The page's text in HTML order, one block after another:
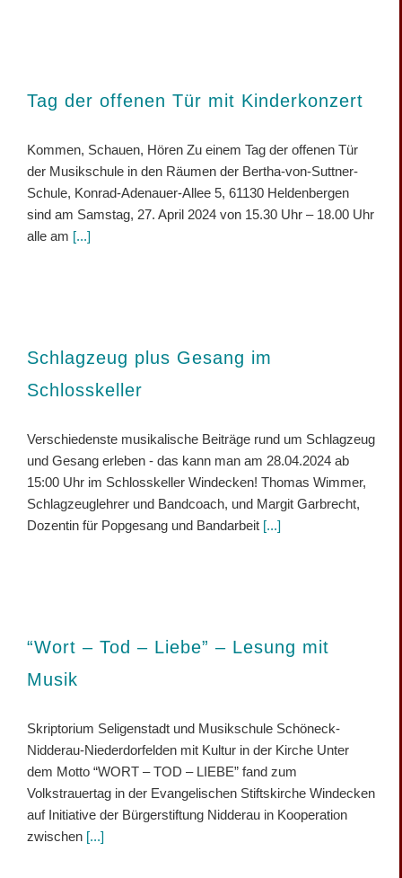
Tag der offenen Tür mit Kinderkonzert
Kommen, Schauen, Hören Zu einem Tag der offenen Tür
der Musikschule in den Räumen der Bertha-von-Suttner-
Schule, Konrad-Adenauer-Allee 5, 61130 Heldenbergen
sind am Samstag, 27. April 2024 von 15.30 Uhr – 18.00 Uhr
alle am [...]
Schlagzeug plus Gesang im
Schlosskeller
Verschiedenste musikalische Beiträge rund um Schlagzeug
und Gesang erleben - das kann man am 28.04.2024 ab
15:00 Uhr im Schlosskeller Windecken! Thomas Wimmer,
Schlagzeuglehrer und Bandcoach, und Margit Garbrecht,
Dozentin für Popgesang und Bandarbeit [...]
“Wort – Tod – Liebe” – Lesung mit
Musik
Skriptorium Seligenstadt und Musikschule Schöneck-
Nidderau-Niederdorfelden mit Kultur in der Kirche Unter
dem Motto “WORT – TOD – LIEBE” fand zum
Volkstrauertag in der Evangelischen Stiftskirche Windecken
auf Initiative der Bürgerstiftung Nidderau in Kooperation
zwischen [...]